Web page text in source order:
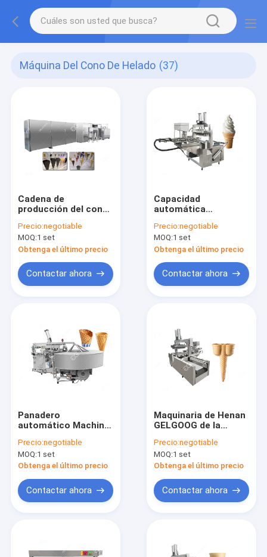
Máquina Del Cono De Helado (37)
Cadena de
producción del cono
automáticos
completos de la
máquina del cono de
la galleta
Precio:negotiable
MOQ:1 set
Obtenga el último precio
Contactar ahora
Capacidad
automática
PCS/H de la máquina
del cono de helado
que cuece alta
Precio:negotiable
MOQ:1 set
Obtenga el último precio
Contactar ahora
Panadero
automático Machine
de Sugar Ice Cream
Cone Machine/de la
galleta 2500 PCS/H
Precio:negotiable
MOQ:1 set
Obtenga el último precio
Contactar ahora
Maquinaria de Henan
GELGOOG de la
fabricación del cono
de helado de la taza
de la oblea
Precio:negotiable
MOQ:1 set
Obtenga el último precio
Contactar ahora